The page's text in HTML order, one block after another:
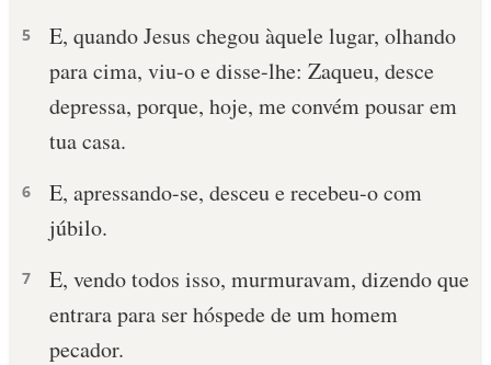
5
E, quando Jesus chegou àquele lugar, olhando
para cima, viu-o e disse-lhe: Zaqueu, desce
depressa, porque, hoje, me convém pousar em
tua casa.
6
E, apressando-se, desceu e recebeu-o com
júbilo.
7
E, vendo todos isso, murmuravam, dizendo que
entrara para ser hóspede de um homem
pecador.